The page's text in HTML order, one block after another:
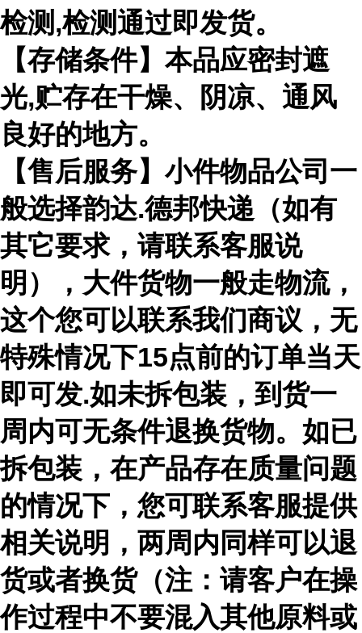
检测,检测通过即发货。
【存储条件】本品应密封遮
光,贮存在干燥、阴凉、通风
良好的地方。
【售后服务】小件物品公司一
般选择韵达.德邦快递（如有
其它要求，请联系客服说
明），大件货物一般走物流，
这个您可以联系我们商议，无
特殊情况下15点前的订单当天
即可发.如未拆包装，到货一
周内可无条件退换货物。如已
拆包装，在产品存在质量问题
的情况下，您可联系客服提供
相关说明，两周内同样可以退
货或者换货（注：请客户在操
作过程中不要混入其他原料或